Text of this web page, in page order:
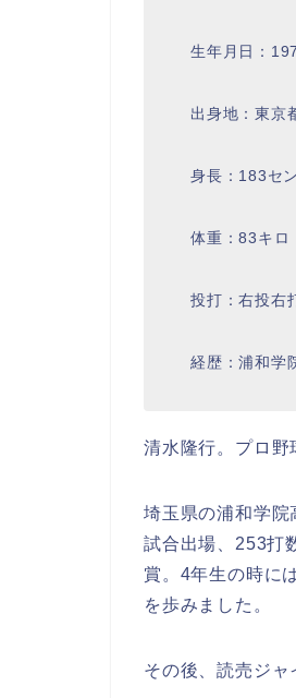
生年月日：
出身地：東京
身長：183セ
体重：83キロ
投打：右投右
経歴：浦和学
清水隆行。プロ野
埼玉県の浦和学
試合出場、253打
賞。4年生の時に
を歩みました。
その後、読売ジャ